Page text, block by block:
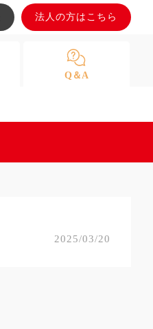
法人の方はこちら
Q＆A
2025/03/20